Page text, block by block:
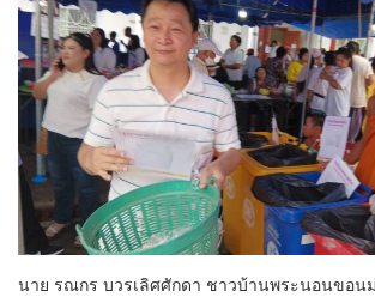
นาย รณกร บวรเลิศศักดา ชาวบ้านพระนอนขอน